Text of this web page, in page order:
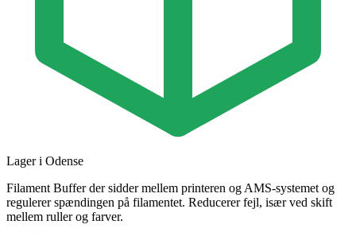
Lager i Odense
Filament Buffer der sidder mellem printeren og AMS-systemet og
regulerer spændingen på filamentet. Reducerer fejl, især ved skift
mellem ruller og farver.